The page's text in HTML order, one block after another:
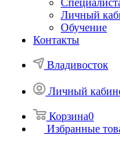
Личный
Обучение
Контакты
Владивосток
Личный
Корзина0
Избранные